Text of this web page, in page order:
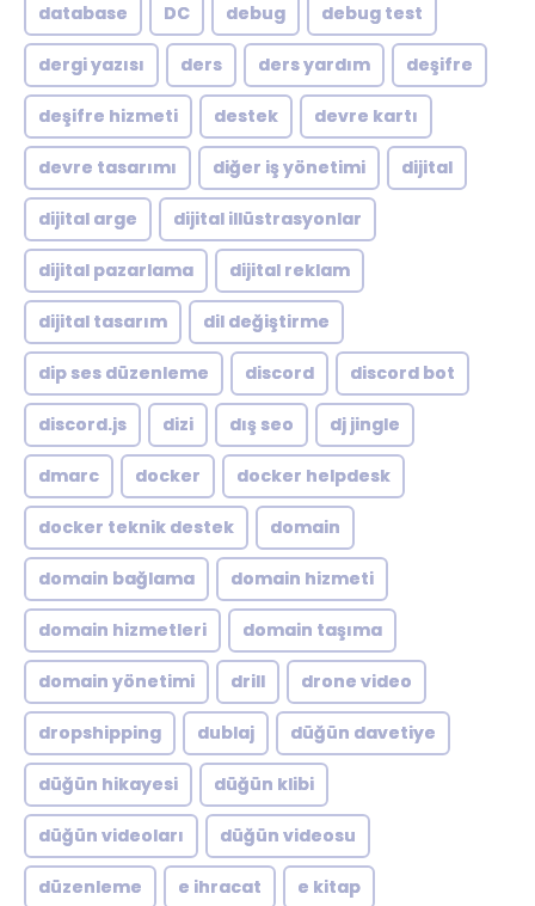
database DC debug debug test
dergi yazısı ders ders yardım deşifre
deşifre hizmeti destek devre kartı
devre tasarımı diğer iş yönetimi dijital
dijital arge dijital illüstrasyonlar
dijital pazarlama dijital reklam
dijital tasarım dil değiştirme
dip ses düzenleme discord discord bot
discord.js dizi dış seo dj jingle
dmarc docker docker helpdesk
docker teknik destek domain
domain bağlama domain hizmeti
domain hizmetleri domain taşıma
domain yönetimi drill drone video
dropshipping dublaj düğün davetiye
düğün hikayesi düğün klibi
düğün videoları düğün videosu
düzenleme e ihracat e kitap